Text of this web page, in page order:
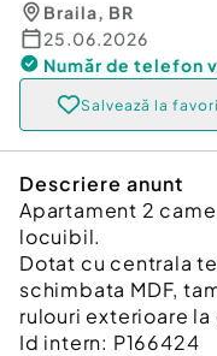
Braila, BR
25.06.2026
Număr de telefon
Salvează la
Descriere anunt
Apartament 2
locuibil.
Dotat cu centrala
schimbata MDF,
rulouri exterioare
Id intern: P166424